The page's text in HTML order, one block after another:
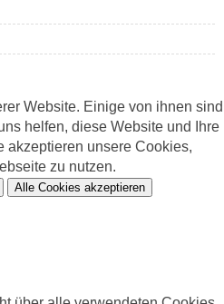
Website. Einige von ihnen sind
helfen, diese Website und Ihre
akzeptieren unsere Cookies,
zu nutzen.
Alle Cookies akzeptieren